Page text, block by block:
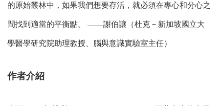
的原始叢林中，如果我們想要存活，就必須在專心和分心之
間找到適當的平衡點。 ――謝伯讓（杜克－新加坡國立大
學醫學研究院助理教授、腦與意識實驗室主任）
作者介紹